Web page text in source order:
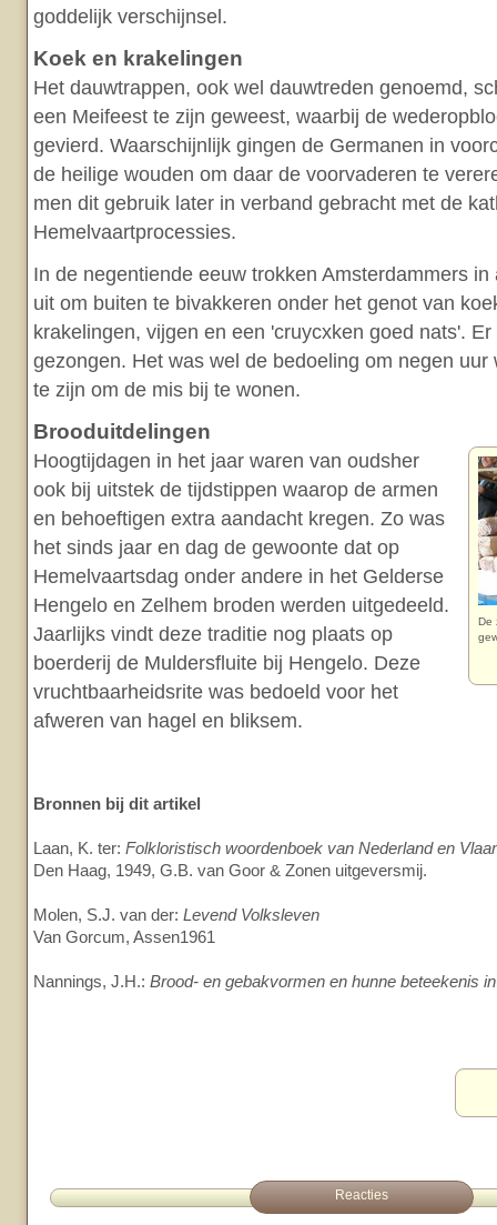
goddelijk verschijnsel.
Koek en krakelingen
Het dauwtrappen, ook wel dauwtreden genoemd,
een Meifeest te zijn geweest, waarbij de
gevierd. Waarschijnlijk gingen de Germanen in
de heilige wouden om daar de voorvaderen te
men dit gebruik later in verband gebracht met de
Hemelvaartprocessies.
In de negentiende eeuw trokken Amsterdammers
uit om buiten te bivakkeren onder het genot van
krakelingen, vijgen en een 'cruycxken goed nats'.
gezongen. Het was wel de bedoeling om negen uur
te zijn om de mis bij te wonen.
Brooduitdelingen
De
Hoogtijdagen in het jaar waren van oudsher
ook bij uitstek de tijdstippen waarop de armen
en behoeftigen extra aandacht kregen. Zo was
het sinds jaar en dag de gewoonte dat op
Hemelvaartsdag onder andere in het Gelderse
Hengelo en Zelhem broden werden uitgedeeld.
Jaarlijks vindt deze traditie nog plaats op
boerderij de Muldersfluite bij Hengelo. Deze
vruchtbaarheidsrite was bedoeld voor het
afweren van hagel en bliksem.
Bronnen bij dit artikel
Laan, K. ter: Folkloristisch woordenboek van Nederland en
Den Haag, 1949, G.B. van Goor & Zonen uitgeversmij.
Molen, S.J. van der: Levend Volksleven
Van Gorcum, Assen1961
Nannings, J.H.: Brood- en gebakvormen en hunne beteekenis
Reacties